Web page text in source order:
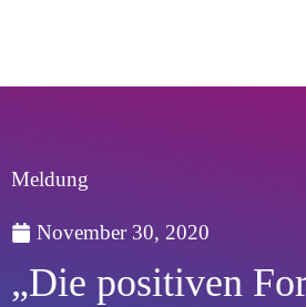
Meldung
November 30, 2020
„Die positiven